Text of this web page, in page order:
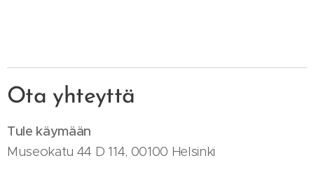
Ota yhteyttä
Tule käymään
Museokatu 44 D 114, 00100 Helsinki